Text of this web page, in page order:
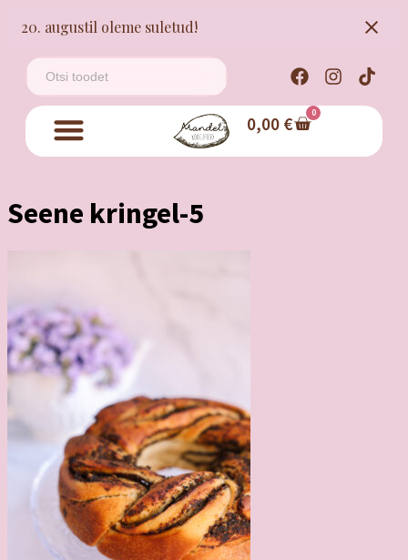
20. augustil oleme suletud!
0,00 € 0
Seene kringel-5